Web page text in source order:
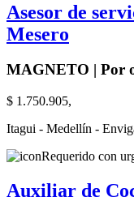
Asesor de
Mesero
MAGNETO | Por
$ 1.750.905,
Itagui - Medellín -
Requerido con
Auxiliar de